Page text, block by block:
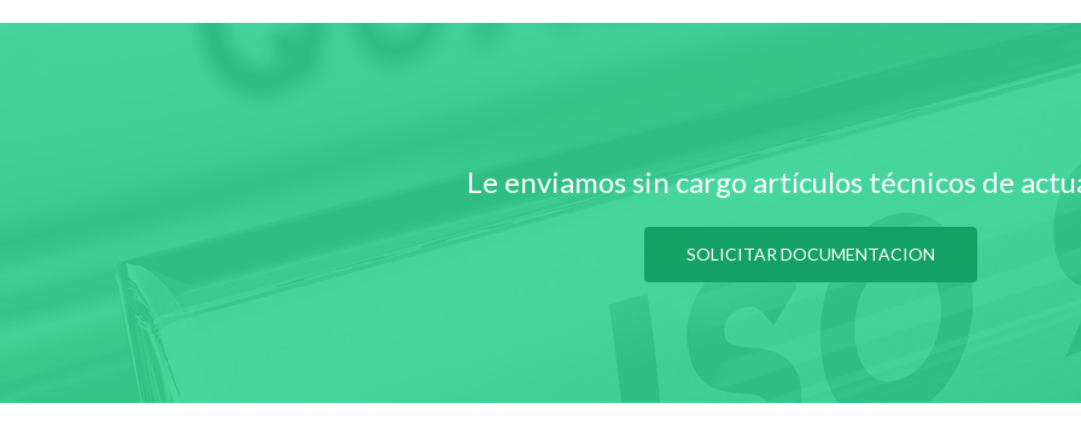
Le enviamos sin cargo artículos técnicos de
SOLICITAR DOCUMENTACION